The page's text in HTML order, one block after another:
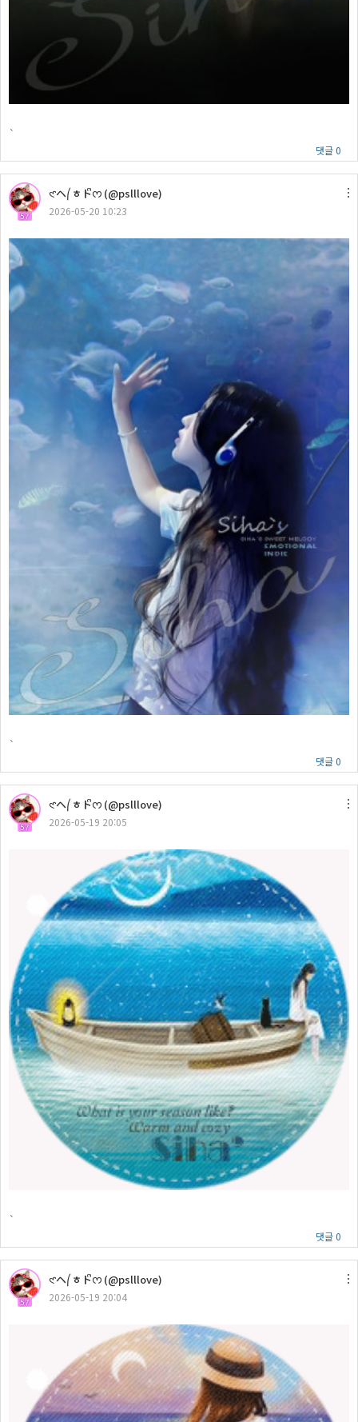
`
댓글 0
57
𑣲ヘ⎛ㅎトᩚᰔ (@pslllove)
2026-05-20 10:23
`
댓글 0
57
𑣲ヘ⎛ㅎトᩚᰔ (@pslllove)
2026-05-19 20:05
`
댓글 0
57
𑣲ヘ⎛ㅎトᩚᰔ (@pslllove)
2026-05-19 20:04